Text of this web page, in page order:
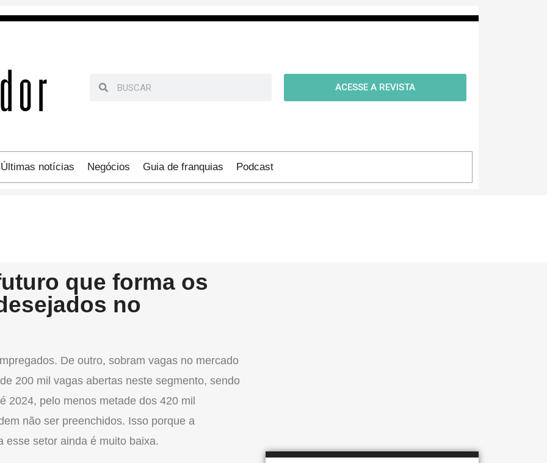
ACESSE A REVISTA
Últimas notícias Negócios Guia de franquias Podcast
que forma os
no
De outro, sobram vagas no mercado
200 mil vagas abertas neste segmento, sendo
2024, pelo menos metade dos 420 mil
não ser preenchidos. Isso porque a
esse setor ainda é muito baixa.